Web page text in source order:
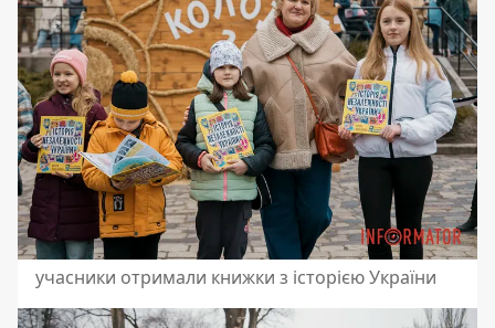
учасники отримали книжки з історією України